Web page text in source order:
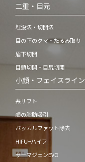
二重・目元
埋没法・切開法
目の下のクマ・たるみ取り
眉下切開
目頭切開・目尻切開
小顔・フェイスライン
糸リフト
顔の脂肪吸引
バッカルファット除去
HIFU−ハイフ
サーマジェンEVO